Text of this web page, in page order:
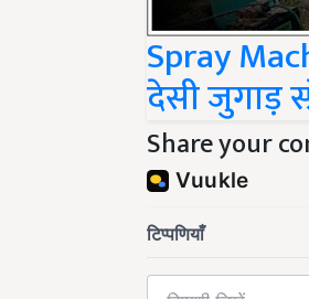
Spray
देसी जुगाड़
Share your